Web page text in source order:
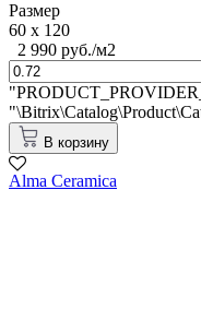
Размер
60 x 120
2 990 руб./м2
В корзину
Alma Ceramica